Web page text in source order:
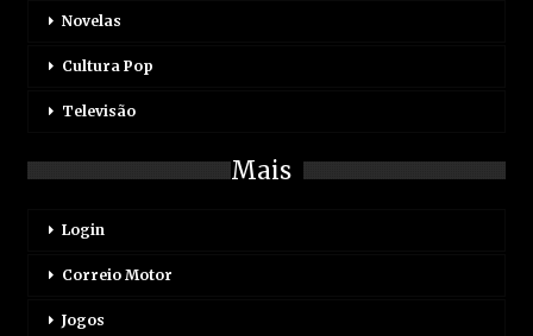
Novelas
Cultura Pop
Televisão
Mais
Login
Correio Motor
Jogos